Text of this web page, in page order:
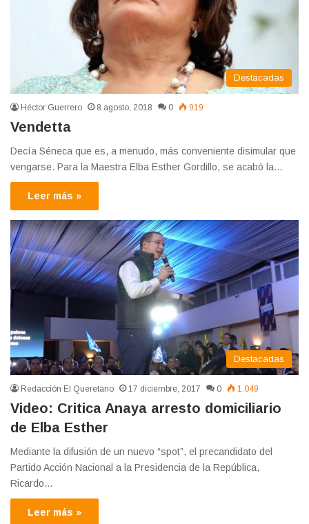
Destacadas
Héctor Guerrero 8 agosto, 2018 0 919
Vendetta
Decía Séneca que es, a menudo, más conveniente disimular que
vengarse. Para la Maestra Elba Esther Gordillo, se acabó la…
Leer más »
Destacadas
Redacción El Queretano 17 diciembre, 2017 0 1.049
Video: Critica Anaya arresto domiciliario
de Elba Esther
Mediante la difusión de un nuevo “spot”, el precandidato del
Partido Acción Nacional a la Presidencia de la República,
Ricardo…
Leer más »